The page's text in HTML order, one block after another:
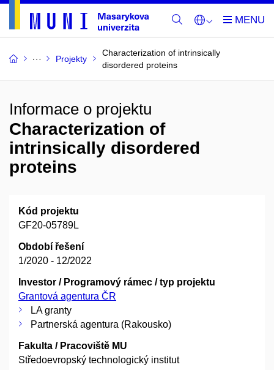
Projekty
Characterization of intrinsically
disordered proteins
Informace o projektu
Characterization of
intrinsically disordered
proteins
Kód projektu
GF20-05789L
Období řešení
1/2020 - 12/2022
Investor / Programový rámec / typ projektu
Grantová agentura ČR
LA granty
Partnerská agentura (Rakousko)
Fakulta / Pracoviště MU
Středoevropský technologický institut